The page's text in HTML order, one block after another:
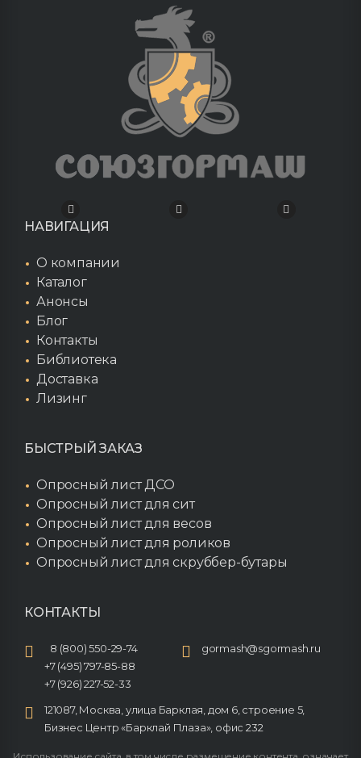
НАВИГАЦИЯ
О компании
Каталог
Анонсы
Блог
Контакты
Библиотека
Доставка
Лизинг
БЫСТРЫЙ ЗАКАЗ
Опросный лист ДСО
Опросный лист для сит
Опросный лист для весов
Опросный лист для роликов
Опросный лист для скруббер-бутары
КОНТАКТЫ
8 (800) 550-29-74
+7 (495) 797-85-88
+7 (926) 227-52-33
gormash@sgormash.ru
121087, Москва, улица Барклая, дом 6, строение 5,
Бизнес Центр «Барклай Плаза», офис 232